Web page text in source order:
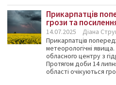
Прикарпатців
грози та
14.07.2025
Діана
Прикарпатців
метеорологічні
обласного центру з
Протягом доби 14
області очікуються